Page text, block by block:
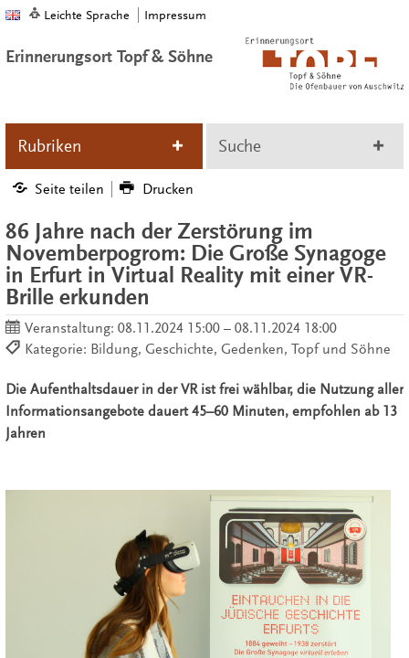
Leichte Sprache Impressum
Erinnerungsort Topf & Söhne
Rubriken Suche
Seite teilen Drucken
86 Jahre nach der Zerstörung im
Novemberpogrom: Die Große Synagoge
in Erfurt in Virtual Reality mit einer VR-
Brille erkunden
Veranstaltung: 08.11.2024 15:00 – 08.11.2024 18:00
Kategorie: Bildung, Geschichte, Gedenken, Topf und Söhne
Die Aufenthaltsdauer in der VR ist frei wählbar, die Nutzung aller
Informationsangebote dauert 45–60 Minuten, empfohlen ab 13
Jahren